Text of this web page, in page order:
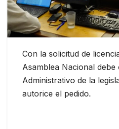
Con la solicitud de
Asamblea Nacional
Administrativo de la
autorice el pedido.